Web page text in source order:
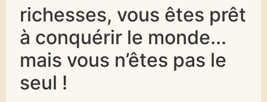
richesses, vous êtes prêt
à conquérir le monde...
mais vous n’êtes pas le
seul !